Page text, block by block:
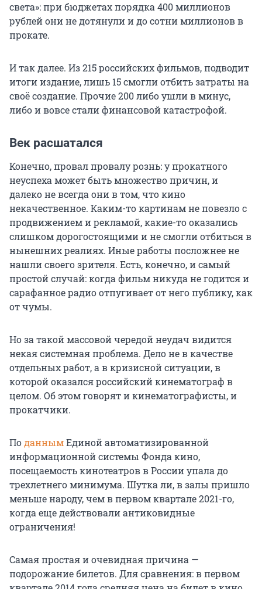
света»: при бюджетах порядка 400 миллионов
рублей они не дотянули и до сотни миллионов в
прокате.
И так далее. Из 215 российских фильмов, подводит
итоги издание, лишь 15 смогли отбить затраты на
своё создание. Прочие 200 либо ушли в минус,
либо и вовсе стали финансовой катастрофой.
Век расшатался
Конечно, провал провалу рознь: у прокатного
неуспеха может быть множество причин, и
далеко не всегда они в том, что кино
некачественное. Каким-то картинам не повезло с
продвижением и рекламой, какие-то оказались
слишком дорогостоящими и не смогли отбиться в
нынешних реалиях. Иные работы посложнее не
нашли своего зрителя. Есть, конечно, и самый
простой случай: когда фильм никуда не годится и
сарафанное радио отпугивает от него публику, как
от чумы.
Но за такой массовой чередой неудач видится
некая системная проблема. Дело не в качестве
отдельных работ, а в кризисной ситуации, в
которой оказался российский кинематограф в
целом. Об этом говорят и кинематографисты, и
прокатчики.
ПоданнымЕдиной автоматизированной
информационной системы Фонда кино,
посещаемость кинотеатров в России упала до
трехлетнего минимума. Шутка ли, в залы пришло
меньше народу, чем в первом квартале 2021-го,
когда еще действовали антиковидные
ограничения!
Самая простая и очевидная причина —
подорожание билетов. Для сравнения: в первом